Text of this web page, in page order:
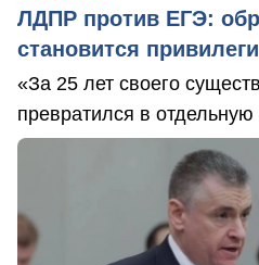
ЛДПР против ЕГЭ:
становится
«За 25 лет своего
превратился в